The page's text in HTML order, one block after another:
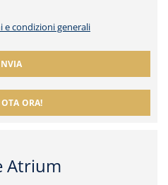
e condizioni generali
ORA!
Atrium